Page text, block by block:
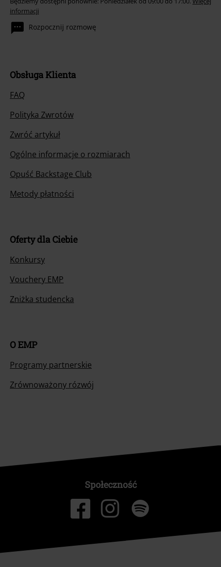
informacji
Rozpocznij rozmowę
Obsługa Klienta
FAQ
Polityka Zwrotów
Zwróć artykuł
Ogólne informacje o rozmiarach
Opuść Backstage Club
Metody płatności
Oferty dla Ciebie
Konkursy
Vouchery EMP
Zniżka studencka
O EMP
Programy partnerskie
Zrównoważony rózwój
Społeczność